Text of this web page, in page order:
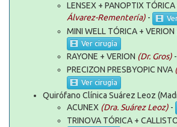
LENSEX + PANOPTIX TÓRICA
Álvarez-Rementería) -
MINI WELL TÓRICA + VERION
Ver cirugía
RAYONE + VERION (Dr. Gros) -
PRECIZON PRESBYOPIC NVA
Ver cirugía
Quirófano Clínica Suárez Leoz
ACUNEX (Dra. Suárez Leoz) -
TRINOVA TÓRICA +